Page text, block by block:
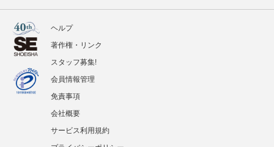
ヘルプ
著作権・リンク
スタッフ募集!
会員情報管理
免責事項
会社概要
サービス利用規約